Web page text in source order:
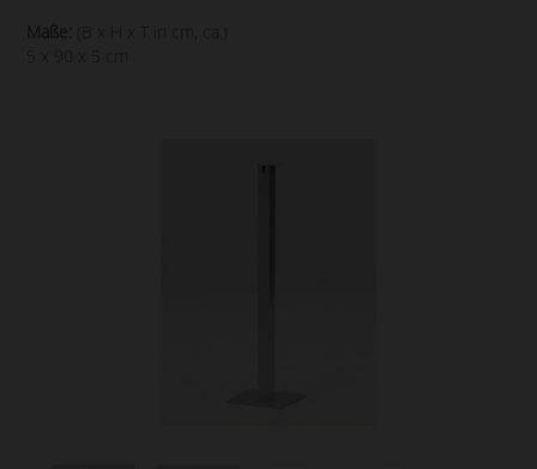
Maße:
(B x H x T in cm, ca.)